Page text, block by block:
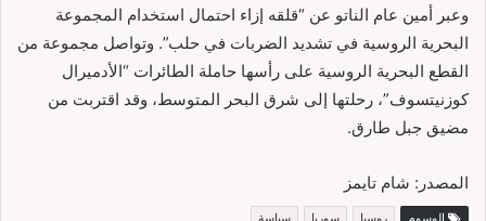
وعبر أمين عام الناتو عن “قلقه إزاء احتمال استخدام المجموعة
البحرية الروسية في تشديد الضربات في حلب”. وتواصل مجموعة من
القطع البحرية الروسية على رأسها حاملة الطائرات “الأدميرال
كوزنيتسوف”، رحلتها إلى شرق البحر المتوسط، وقد اقتربت من
مضيق جبل طارق.
المصدر: شام تايمز
الوسوم روسيا سوريا سياسة